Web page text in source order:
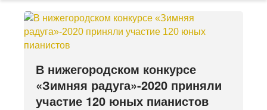
В нижегородском конкурсе
«Зимняя радуга»-2020 приняли
участие 120 юных пианистов